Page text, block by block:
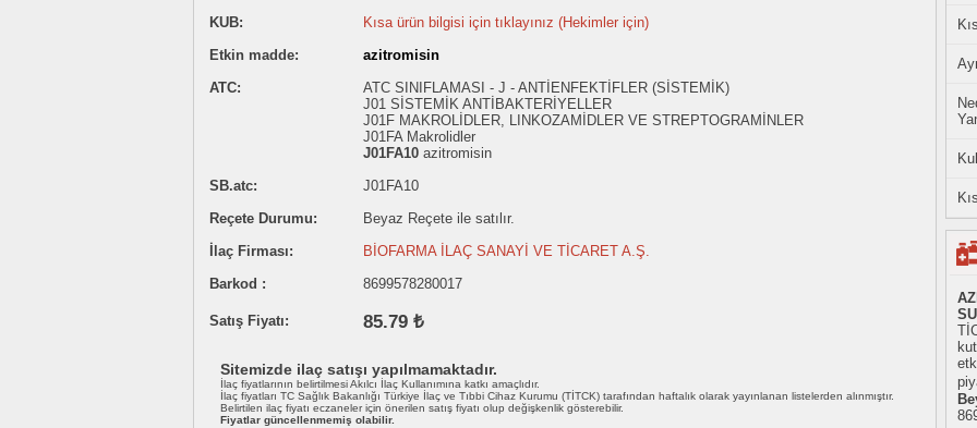
KUB:
Kısa ürün bilgisi için tıklayınız (Hekimler için)
Etkin madde:
azitromisin
ATC:
ATC SINIFLAMASI - J - ANTİENFEKTİFLER (SİSTEMİK)
J01 SİSTEMİK ANTİBAKTERİYELLER
J01F MAKROLİDLER, LINKOZAMİDLER VE STREPTOGRAMİNLER
J01FA Makrolidler
J01FA10 azitromisin
SB.atc:
J01FA10
Reçete Durumu:
Beyaz Reçete ile satılır.
İlaç Firması:
BİOFARMA İLAÇ SANAYİ VE TİCARET A.Ş.
Barkod :
8699578280017
Satış Fiyatı: 85.79 ₺
Sitemizde ilaç satışı yapılmamaktadır.
İlaç fiyatlarının belirtilmesi Akılcı İlaç Kullanımına katkı amaçlıdır.
İlaç fiyatları TC Sağlık Bakanlığı Türkiye İlaç ve Tıbbi Cihaz Kurumu (TİTCK) tarafından haftalık olarak yayınlanan listelerden alınmıştır.
Belirtilen ilaç fiyatı eczaneler için önerilen satış fiyatı olup değişkenlik gösterebilir.
Fiyatlar güncellenmemiş olabilir.